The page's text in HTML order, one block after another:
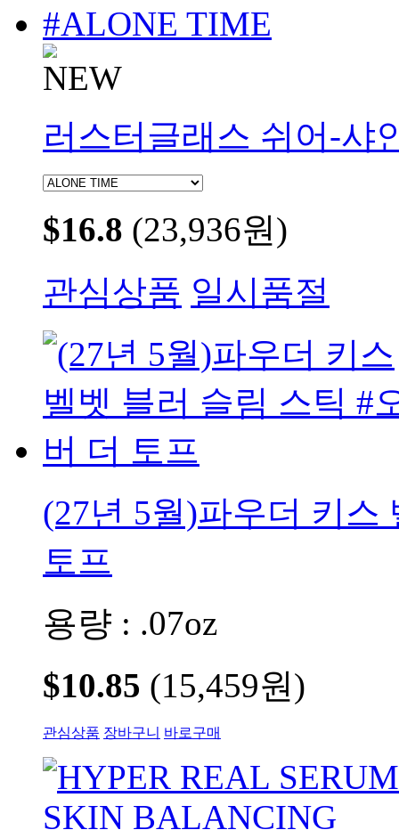
러스터글래스 쉬어-샤
$16.8 (23,936원)
관심상품 일시품절
(27년 5월)파우더 키스
토프
용량 : .07oz
$10.85 (15,459원)
관심상품 장바구니 바로구매